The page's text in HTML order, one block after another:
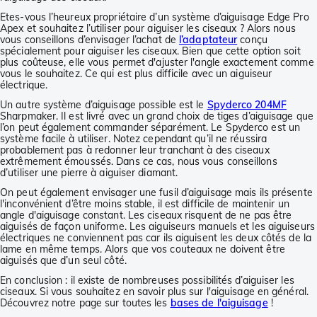
Etes-vous l’heureux propriétaire d’un système d’aiguisage Edge Pro
Apex et souhaitez l’utiliser pour aiguiser les ciseaux ? Alors nous
vous conseillons d’envisager l’achat de l’adaptateurconçu
spécialement pour aiguiser les ciseaux. Bien que cette option soit
plus coûteuse, elle vous permet d'ajuster l'angle exactement comme
vous le souhaitez. Ce qui est plus difficile avec un aiguiseur
électrique.
Un autre système d’aiguisage possible est le Spyderco 204MF
Sharpmaker. Il est livré avec un grand choix de tiges d’aiguisage que
l’on peut également commander séparément. Le Spyderco est un
système facile à utiliser. Notez cependant qu’il ne réussira
probablement pas à redonner leur tranchant à des ciseaux
extrêmement émoussés. Dans ce cas, nous vous conseillons
d’utiliser une pierre à aiguiser diamant.
On peut également envisager une fusil d’aiguisage mais ils présente
l'inconvénient d’être moins stable, il est difficile de maintenir un
angle d'aiguisage constant. Les ciseaux risquent de ne pas être
aiguisés de façon uniforme. Les aiguiseurs manuels et les aiguiseurs
électriques ne conviennent pas car ils aiguisent les deux côtés de la
lame en même temps. Alors que vos couteaux ne doivent être
aiguisés que d’un seul côté.
En conclusion : il existe de nombreuses possibilités d’aiguiser les
ciseaux. Si vous souhaitez en savoir plus sur l'aiguisage en général.
Découvrez notre page sur toutes les bases de l'aiguisage !